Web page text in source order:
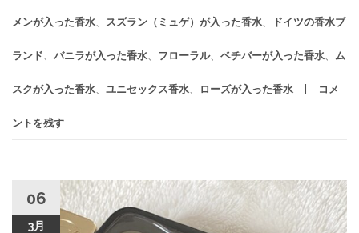
メンが入った香水 スズラン（ミュゲ）が入った香水 ドイツの香水ブ
ランド バニラが入った香水 フローラル、 ベチバーが入った香水 ム
スクが入った香水 ユニセックス香水 ローズが入った香水 コメ
ントを残す
06
3月